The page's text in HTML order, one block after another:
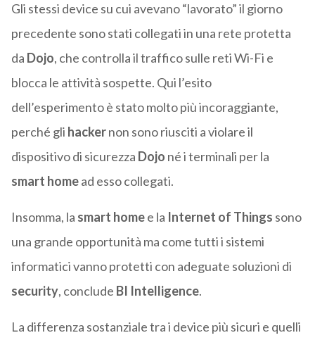
Gli stessi device su cui avevano “lavorato” il giorno
precedente sono stati collegati in una rete protetta
da Dojo, che controlla il traffico sulle reti Wi-Fi e
blocca le attività sospette. Qui l’esito
dell’esperimento è stato molto più incoraggiante,
perché gli hackernon sono riusciti a violare il
dispositivo di sicurezza Dojo né i terminali per la
smart homead esso collegati.
Insomma, la smart homee la Internet of Things sono
una grande opportunità ma come tutti i sistemi
informatici vanno protetti con adeguate soluzioni di
security, conclude BI Intelligence.
La differenza sostanziale tra i device più sicuri e quelli